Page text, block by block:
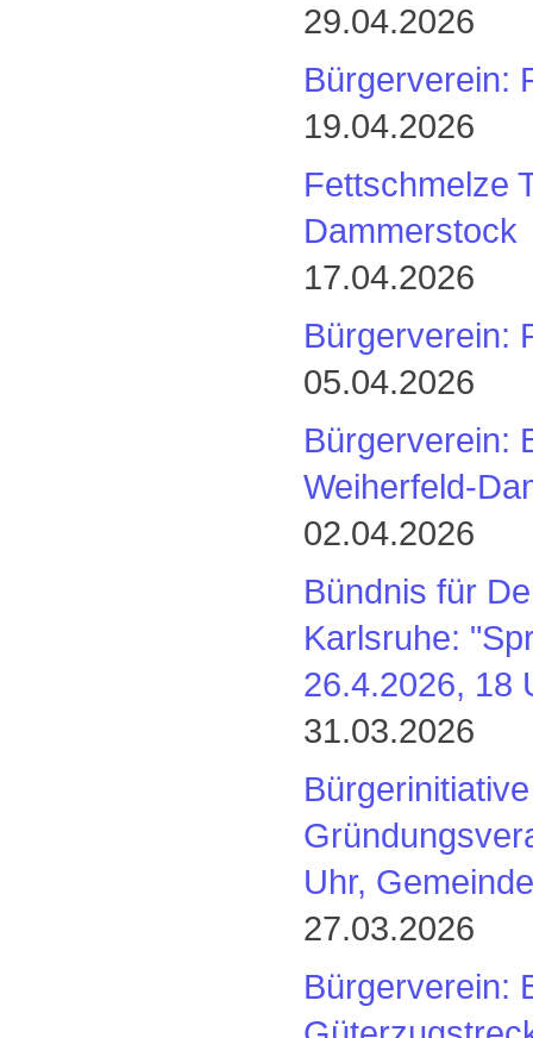
29.04.2026
Bürgerverein:
19.04.2026
Fettschmelze
Dammerstock
17.04.2026
Bürgerverein:
05.04.2026
Bürgerverein:
Weiherfeld-
02.04.2026
Bündnis für
Karlsruhe:
26.4.2026, 18
31.03.2026
Uhr,
27.03.2026
Bürgerverein: